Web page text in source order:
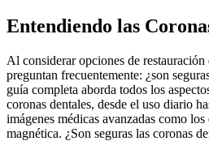
Entendiendo las
Al considerar opciones de restauración
preguntan frecuentemente: ¿son
guía completa aborda todos los
coronas dentales, desde el uso diario
imágenes médicas avanzadas como los
magnética. ¿Son seguras las coronas